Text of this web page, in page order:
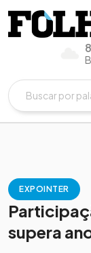
EXPOINTER
supera